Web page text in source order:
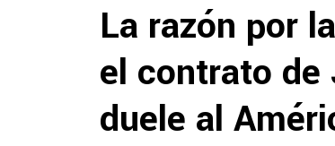
La razón por
el contrato de
duele al